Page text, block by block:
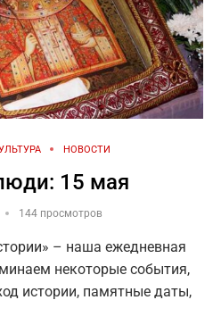
НОВОСТИ
15 мая
144 просмотров
– наша ежедневная
некоторые события,
истории, памятные даты,